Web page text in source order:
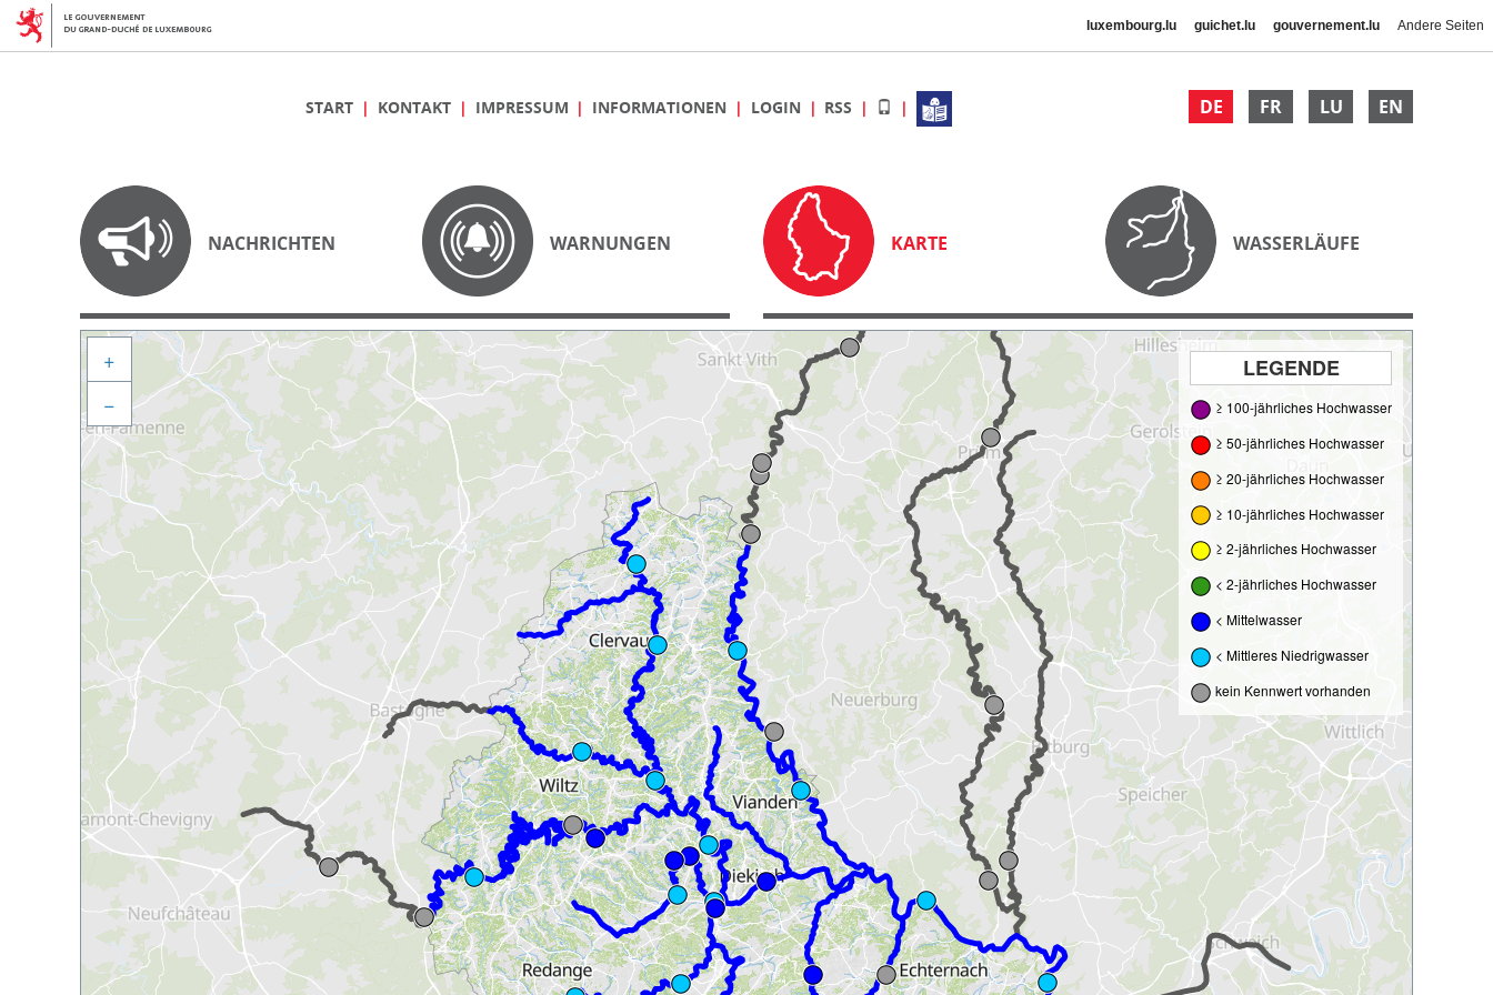
luxembourg.lu guichet.lu gouvernement.lu Andere Seiten
DE FR LU EN
START KONTAKT IMPRESSUM INFORMATIONEN LOGIN RSS
NACHRICHTEN WARNUNGEN KARTE WASSERLÄUFE
LEGENDE
≥ 100-jährliches Hochwasser
≥ 50-jährliches Hochwasser
≥ 20-jährliches Hochwasser
≥ 10-jährliches Hochwasser
≥ 2-jährliches Hochwasser
< 2-jährliches Hochwasser
< Mittelwasser
< Mittleres Niedrigwasser
kein Kennwert vorhanden
+
−